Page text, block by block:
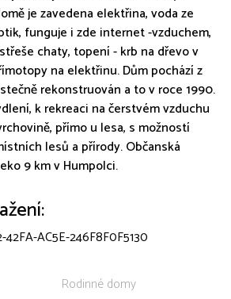
je zavedena elektřina, voda ze
funguje i zde internet -vzduchem,
chaty, topení - krb na dřevo v
na elektřinu. Dům pochází z
rekonstruován a to v roce 1990.
k rekreaci na čerstvém vzduchu
přímo u lesa, s možností
lesů a přírody. Občanská
9 km v Humpolci.
AC5E-246F8F0F5130
Rodinné domy